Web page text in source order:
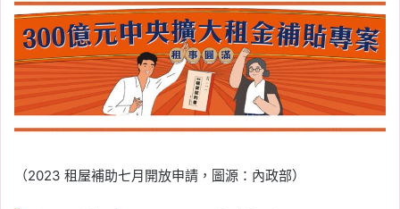
（2023 租屋補助七月開放申請，圖源：內政部）